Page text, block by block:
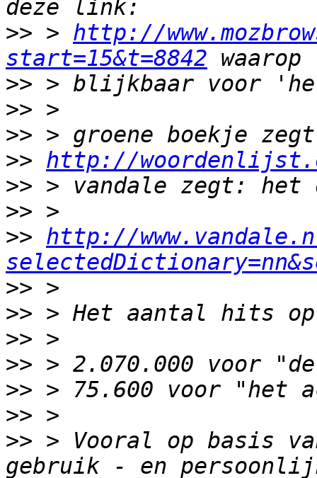
>> > http://
start=15&t=8842
>>
>>
>>
>> http://
>>
>>
>> http://
>>
>>
>>
>>
>>
>>
>> > Vooral op basis